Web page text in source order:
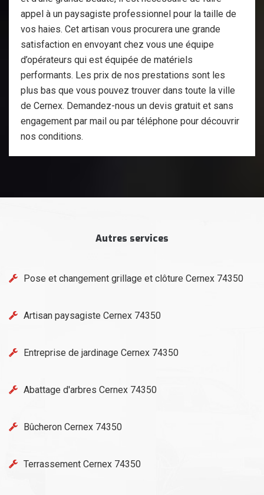
appel à un paysagiste professionnel pour la taille de
vos haies. Cet artisan vous procurera une grande
satisfaction en envoyant chez vous une équipe
d’opérateurs qui est équipée de matériels
performants. Les prix de nos prestations sont les
plus bas que vous pouvez trouver dans toute la ville
de Cernex. Demandez-nous un devis gratuit et sans
engagement par mail ou par téléphone pour découvrir
nos conditions.
Autres services
Pose et changement grillage et clôture Cernex 74350
Artisan paysagiste Cernex 74350
Entreprise de jardinage Cernex 74350
Abattage d'arbres Cernex 74350
Bûcheron Cernex 74350
Terrassement Cernex 74350